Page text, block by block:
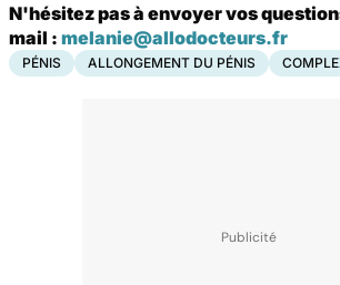
N'hésitez pas à envoyer vos
mail : melanie@allodocteurs.fr
PÉNIS ALLONGEMENT DU PÉNIS